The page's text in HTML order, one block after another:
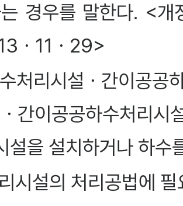
경우를 말한다. <
ㆍ11ㆍ29>
처리시설ㆍ간이공
간이공공하수처리시
설을 설치하거나 하수
시설의 처리공법에